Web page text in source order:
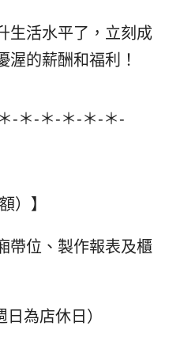
生活水平了，立刻成
渥的薪酬和福利！
-＊-＊-＊-＊-＊-
）】
帶位、製作報表及櫃
為店休日）